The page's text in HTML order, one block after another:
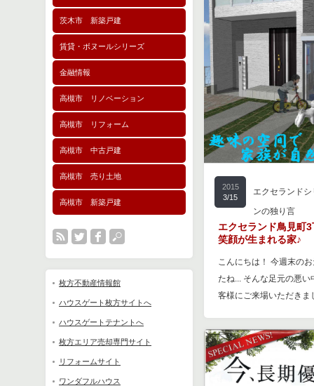
茨木市 新築戸建
賃貸・ボヌールシリーズ
金融情報
高槻市 リノベーション
高槻市 リフォーム
高槻市 中古戸建
高槻市 売り土地
高槻市 新築戸建
枚方不動産情報館
ハウスゲート枚方サイトへ
ハウスゲートテナントへ
枚方エリア売却専門サイト
リフォームサイト
ワンダフルハウス
2015
3/15
エクセランドシ
ンの独り言
エクセランド鳥見
笑顔が生まれる家♪
こんにちは！ 今週末の
たね... そんな足元の悪
客様にご来場いただき